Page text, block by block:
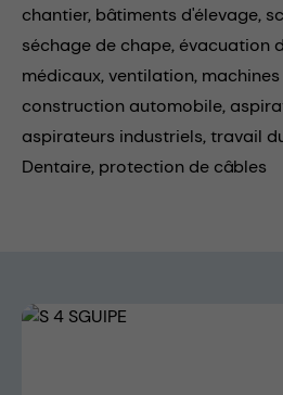
chantier, bâtiments d'élevage,
séchage de chape, évacuation
médicaux,ventilation,
construction automobile,
aspirateurs industriels,travail
Dentaire, protection de câbles
Skip image gallery